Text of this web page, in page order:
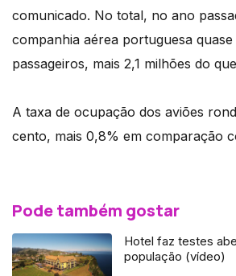
comunicado. No total, no ano
companhia aérea portuguesa quase
passageiros, mais 2,1 milhões do
A taxa de ocupação dos aviões
cento, mais 0,8% em comparação
Pode também gostar
Hotel faz testes
população (vídeo)